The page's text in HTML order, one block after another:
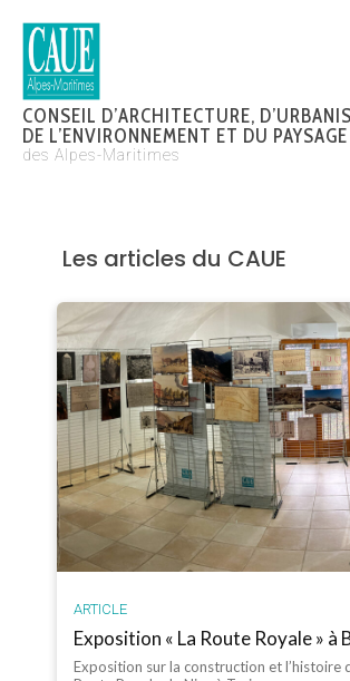
Skip
content
CONSEIL D’ARCHITECTURE,
DE L’ENVIRONNEMENT ET DU PAYSAGE
des Alpes-Maritimes
Les articles du CAUE
ARTICLE
Exposition « La Route Royale » à
Exposition sur la construction et l’histoire